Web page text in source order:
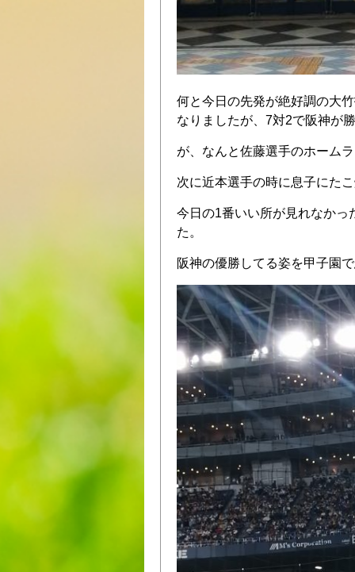
何と今日の先発が絶好調の大
なりましたが、7対2で阪神が
が、なんと佐藤選手のホーム
次に近本選手の時に息子にた
今日の1番いい所が見れなかっ
た。
阪神の優勝してる姿を甲子園